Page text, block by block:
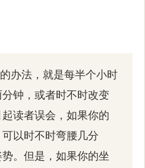
办法，就是每半个小时
钟，或者时不时改变
读者误会，如果你的
以时不时弯腰几分
。但是，如果你的坐